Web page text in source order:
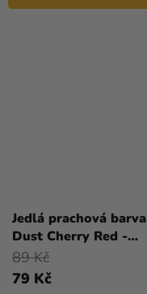
Jedlá prachová barva
Dust Cherry Red -
červená
79 Kč
89 Kč